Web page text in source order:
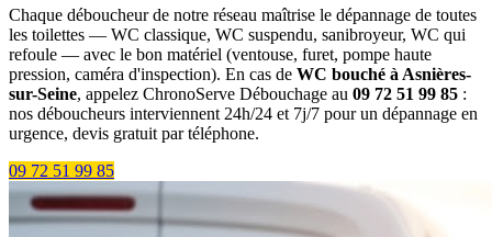
Chaque déboucheur de notre réseau maîtrise le dépannage de toutes
les toilettes — WC classique, WC suspendu, sanibroyeur, WC qui
refoule — avec le bon matériel (ventouse, furet, pompe haute
pression, caméra d'inspection). En cas de WC bouché à Asnières-
sur-Seine, appelez ChronoServe Débouchage au 09 72 51 99 85 :
nos déboucheurs interviennent 24h/24 et 7j/7 pour un dépannage en
urgence, devis gratuit par téléphone.
09 72 51 99 85